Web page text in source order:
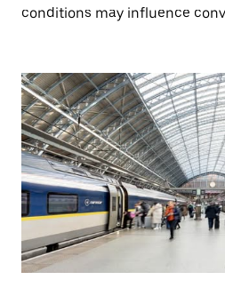
conditions may influence